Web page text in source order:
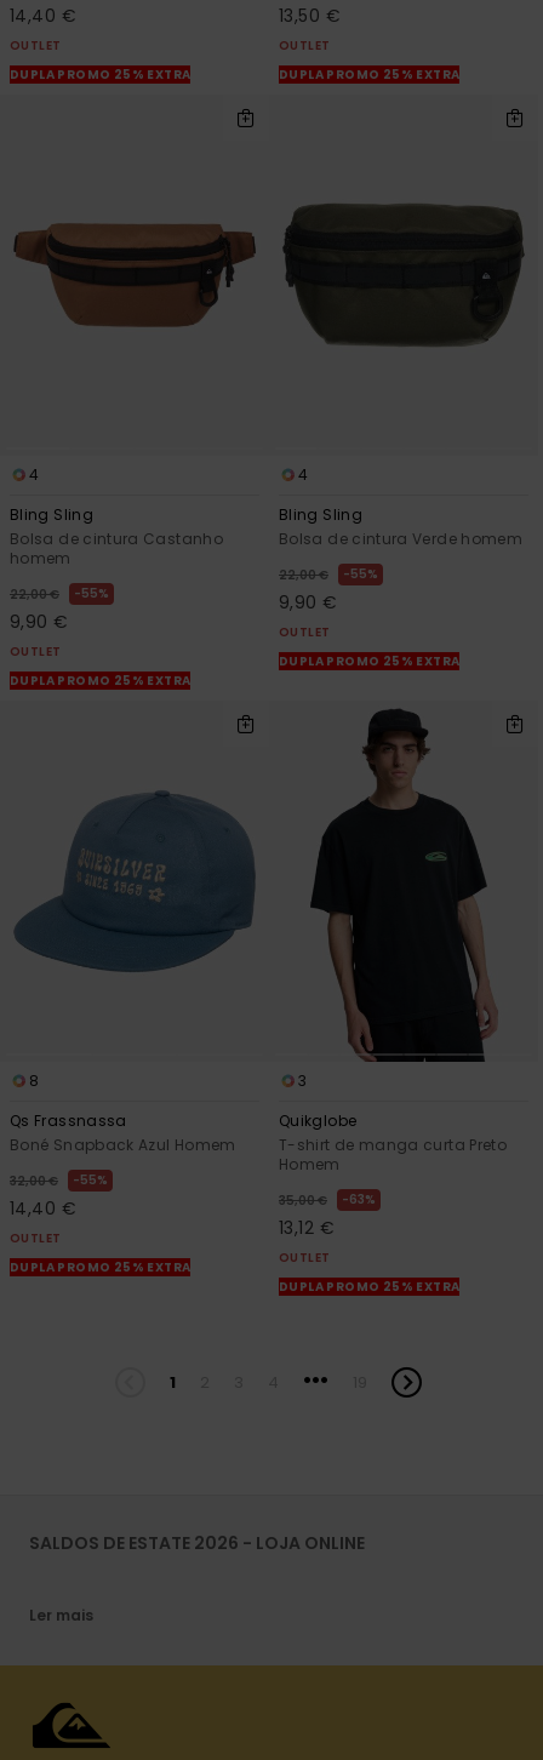
14,40 €
OUTLET
DUPLA PROMO 25% EXTRA
13,50 €
OUTLET
DUPLA PROMO 25% EXTRA
4
Bling Sling
Bolsa de cintura Castanho
homem
22,00 € 55%
9,90 €
OUTLET
DUPLA PROMO 25% EXTRA
4
Bling Sling
Bolsa de cintura Verde homem
22,00 € 55%
9,90 €
OUTLET
DUPLA PROMO 25% EXTRA
8
Qs Frassnassa
Boné Snapback Azul Homem
32,00 € 55%
14,40 €
OUTLET
DUPLA PROMO 25% EXTRA
3
Quikglobe
T-shirt de manga curta Preto
Homem
35,00 € 63%
13,12 €
OUTLET
DUPLA PROMO 25% EXTRA
1 ...
SALDOS DE ESTATE 2026 - LOJA ONLINE
Ler mais